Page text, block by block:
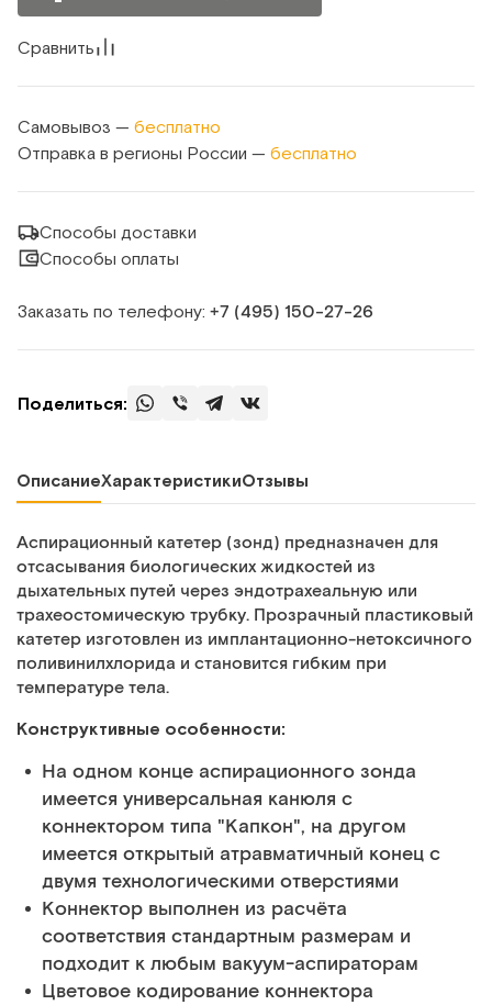
Сравнить
Самовывоз — бесплатно
Отправка в регионы России — бесплатно
Способы доставки
Способы оплаты
Заказать по телефону: +7 (495) 150‑27‑26
Поделиться:
ОписаниеХарактеристикиОтзывы
Аспирационный катетер (зонд) предназначен для
отсасывания биологических жидкостей из
дыхательных путей через эндотрахеальную или
трахеостомическую трубку. Прозрачный пластиковый
катетер изготовлен из имплантационно-нетоксичного
поливинилхлорида и становится гибким при
температуре тела.
Конструктивные особенности:
На одном конце аспирационного зонда
имеется универсальная канюля с
коннектором типа "Капкон", на другом
имеется открытый атравматичный конец с
двумя технологическими отверстиями
Коннектор выполнен из расчёта
соответствия стандартным размерам и
подходит к любым вакуум-аспираторам
Цветовое кодирование коннектора